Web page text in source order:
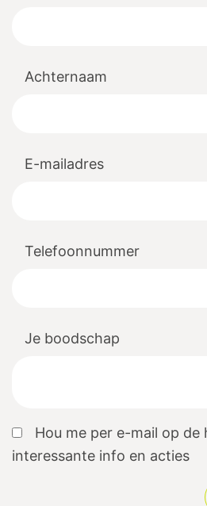
Achternaam
E-mailadres
Telefoonnummer
Je boodschap
Hou me per e-mail op de
interessante info en acties